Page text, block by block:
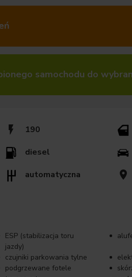
samochodu do
190
diesel
automatyczna
ESP (stabilizacja toru
jazdy)
czujniki parkowania tylne
podgrzewane fotele